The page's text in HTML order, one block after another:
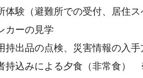
難所での受付、居住スペー
の見学
の点検、災害情報の入手方
による夕食（非常食） ※